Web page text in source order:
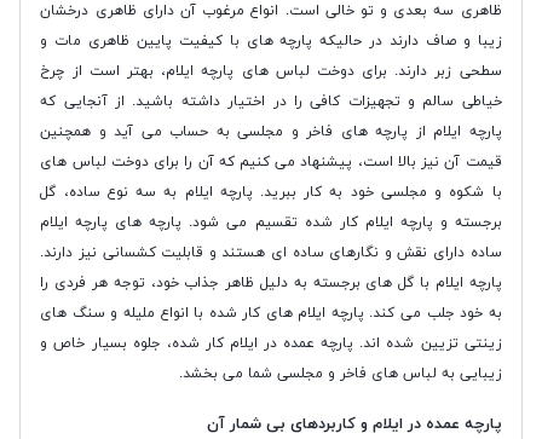
ظاهری سه بعدی و تو خالی است. انواع مرغوب آن دارای ظاهری درخشان
زیبا و صاف دارند در حالیکه پارچه های با کیفیت پایین ظاهری مات و
سطحی زبر دارند. برای دوخت لباس های پارچه ایلام، بهتر است از چرخ
خیاطی سالم و تجهیزات کافی را در اختیار داشته باشید. از آنجایی که
پارچه ایلام از پارچه های فاخر و مجلسی به حساب می آید و همچنین
قیمت آن نیز بالا است، پیشنهاد می کنیم که آن را برای دوخت لباس های
با شکوه و مجلسی خود به کار ببرید. پارچه ایلام به سه نوع ساده، گل
برجسته و پارچه ایلام کار شده تقسیم می شود. پارچه های پارچه ایلام
ساده دارای نقش و نگارهای ساده ای هستند و قابلیت کشسانی نیز دارند.
پارچه ایلام با گل های برجسته به دلیل ظاهر جذاب خود، توجه هر فردی را
به خود جلب می کند. پارچه ایلام های کار شده با انواع ملیله و سنگ های
زینتی تزیین شده اند. پارچه عمده در ایلام کار شده، جلوه بسیار خاص و
زیبایی به لباس های فاخر و مجلسی شما می بخشد.
پارچه عمده در ایلام و کاربردهای بی شمار آن